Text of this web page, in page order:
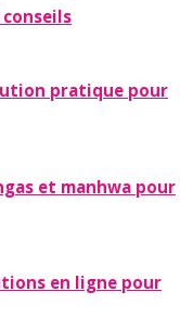
conseils
pratique pour
et manhwa pour
en ligne pour